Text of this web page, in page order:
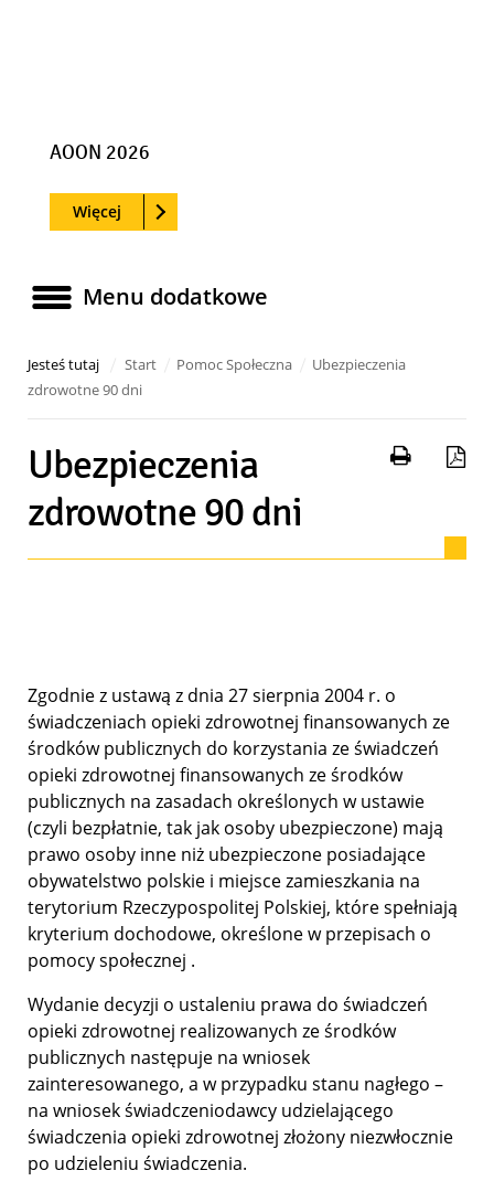
AOON 2026
Czytaj
Więcej o: AOON 2026
Menu dodatkowe
Menu dodatkowe
Jesteś tutaj Start Pomoc Społeczna
Ubezpieczenia
zdrowotne 90 dni
Ubezpieczenia
zdrowotne 90 dni
Zgodnie z ustawą z dnia 27 sierpnia 2004 r. o
świadczeniach opieki zdrowotnej finansowanych ze
środków publicznych do korzystania ze świadczeń
opieki zdrowotnej finansowanych ze środków
publicznych na zasadach określonych w ustawie
(czyli bezpłatnie, tak jak osoby ubezpieczone) mają
prawo osoby inne niż ubezpieczone posiadające
obywatelstwo polskie i miejsce zamieszkania na
terytorium Rzeczypospolitej Polskiej, które spełniają
kryterium dochodowe, określone w przepisach o
pomocy społecznej .
Wydanie decyzji o ustaleniu prawa do świadczeń
opieki zdrowotnej realizowanych ze środków
publicznych następuje na wniosek
zainteresowanego, a w przypadku stanu nagłego –
na wniosek świadczeniodawcy udzielającego
świadczenia opieki zdrowotnej złożony niezwłocznie
po udzieleniu świadczenia.